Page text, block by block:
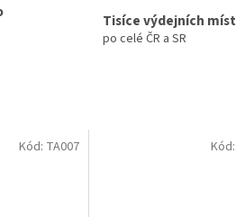
Tisíce výdejních míst
po celé ČR a SR
Kód: TA007 Kód: